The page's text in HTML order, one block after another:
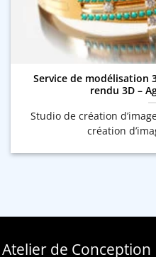
Service de modélisation
rendu 3D –
Studio de création
création
Atelier de